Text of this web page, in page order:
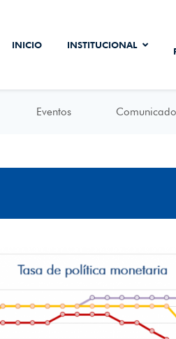
INICIO INSTITUCIONAL
Eventos